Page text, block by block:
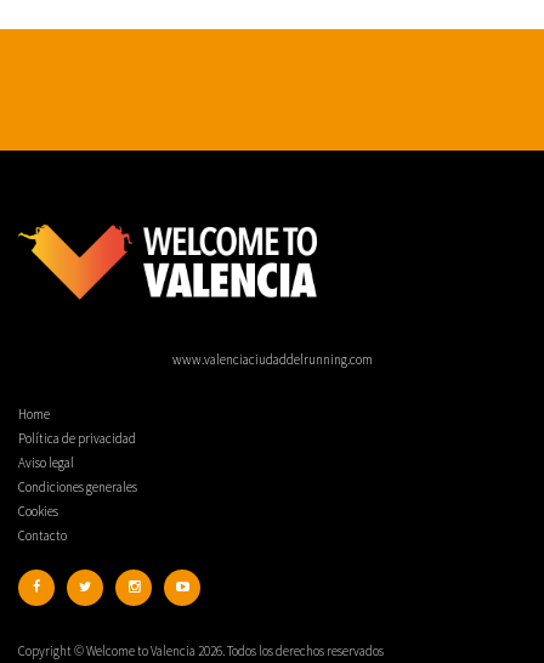
www.valenciaciudaddelrunning.com
Home
Política de privacidad
Aviso legal
Condiciones generales
Cookies
Contacto
Copyright © Welcome to Valencia 2026. Todos los derechos reservados